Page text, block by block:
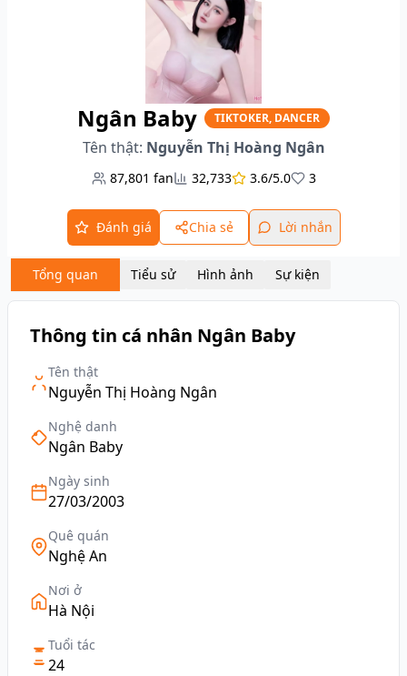
Ngân Baby TIKTOKER, DANCER
Tên thật: Nguyễn Thị Hoàng Ngân
87,801 fan 32,733 3.6/5.0 3
Đánh giá Chia sẻ Lời nhắn
Tổng quan Tiểu sử Hình ảnh Sự kiện
Thông tin cá nhân Ngân Baby
Tên thật
Nguyễn Thị Hoàng Ngân
Nghệ danh
Ngân Baby
Ngày sinh
27/03/2003
Quê quán
Nghệ An
Nơi ở
Hà Nội
Tuổi tác
24